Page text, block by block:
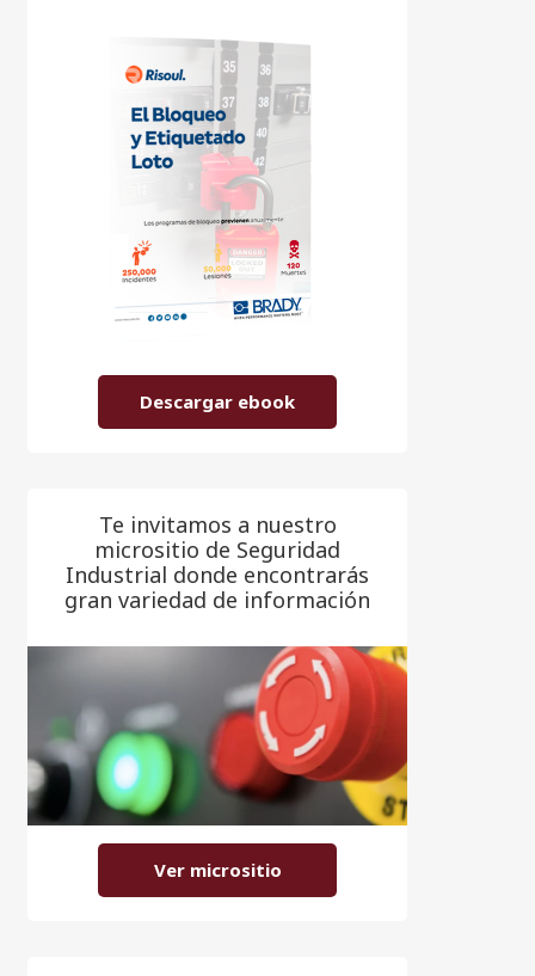
Descargar ebook
Te invitamos a nuestro
micrositio de Seguridad
Industrial donde encontrarás
gran variedad de información
Ver micrositio